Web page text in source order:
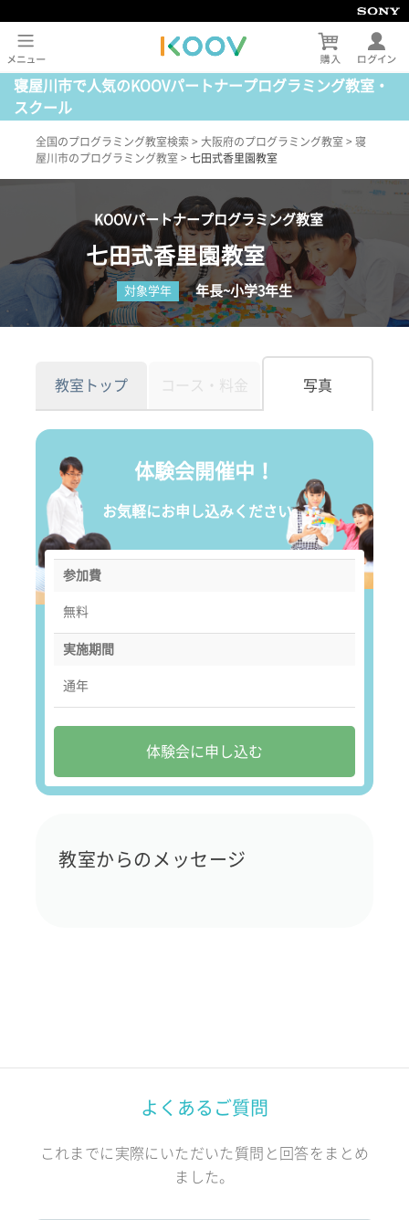
寝屋川市で人気のKOOVパートナープログラミング教室・
スクール
全国のプログラミング教室検索 > 大阪府のプログラミング教室 > 寝
屋川市のプログラミング教室 > 七田式香里園教室
KOOVパートナープログラミング教室
七田式香里園教室
対象学年 年長~小学3年生
教室トップ コース・料金 写真
体験会開催中！
お気軽にお申し込みください。
参加費
無料
実施期間
通年
体験会に申し込む
教室からのメッセージ
よくあるご質問
これまでに実際にいただいた質問と回答をまとめ
ました。